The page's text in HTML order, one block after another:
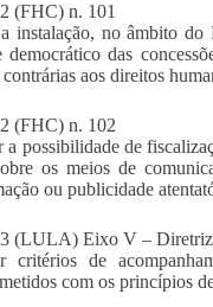
(FHC) n. 101
instalação, no âmbito
democrático das
aos direitos
(FHC) n. 102
a possibilidade de
os meios de
ou publicidade
(LULA) Eixo V – Diretriz
critérios de
com os princípios